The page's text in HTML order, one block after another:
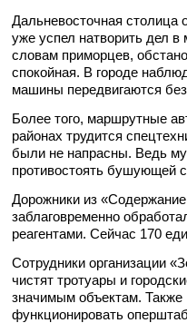
Дальневосточная столица
уже успел натворить дел
словам приморцев,
спокойная. В городе
машины передвигаются
Более того, маршрутные
районах трудится
были не напрасны. Ведь
противостоять бушующей
Дорожники из «Содержание
заблаговременно
реагентами. Сейчас 170
Сотрудники организации
чистят тротуары и
значимым объектам. Также
функционировать